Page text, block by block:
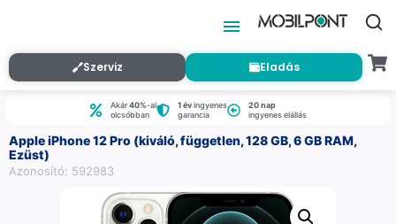
Szerviz Eladás
Akár40%-al
olcsóbban
1 évingyenes
garancia
20 nap
ingyenes elállás
Apple iPhone 12 Pro (kiváló, független, 128 GB, 6 GB RAM,
Ezüst)
Azonosító: 592983